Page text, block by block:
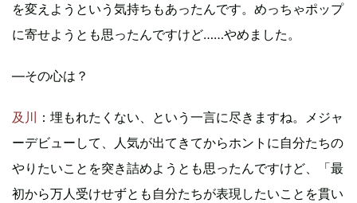
を変えようという気持ちもあったんです。めっちゃポップ
に寄せようとも思ったんですけど……やめました。
―その心は？
及川
：埋もれたくない、という一言に尽きますね。メジャ
ーデビューして、人気が出てきてからホントに自分たちの
やりたいことを突き詰めようとも思ったんですけど、「最
初から万人受けせずとも自分たちが表現したいことを貫い